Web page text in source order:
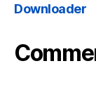
Downloader